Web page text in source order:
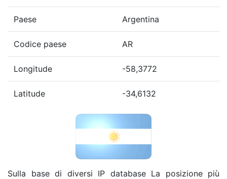
Paese Argentina
Codice paese AR
Longitude -58,3772
Latitude -34,6132
Sulla base di diversi IP database La posizione più